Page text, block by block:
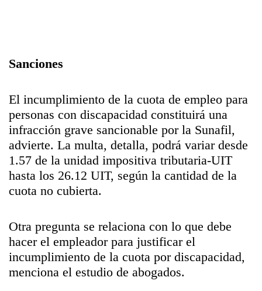
Sanciones
El incumplimiento de la cuota de empleo para
personas con discapacidad constituirá una
infracción grave sancionable por la Sunafil,
advierte. La multa, detalla, podrá variar desde
1.57 de la unidad impositiva tributaria-UIT
hasta los 26.12 UIT, según la cantidad de la
cuota no cubierta.
Otra pregunta se relaciona con lo que debe
hacer el empleador para justificar el
incumplimiento de la cuota por discapacidad,
menciona el estudio de abogados.